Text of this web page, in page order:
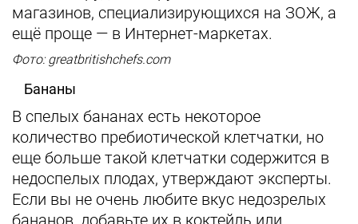
магазинов, специализирующихся на ЗОЖ, а
ещё проще — в Интернет-маркетах.
Фото: greatbritishchefs.com
Бананы
В спелых бананах есть некоторое
количество пребиотической клетчатки, но
еще больше такой клетчатки содержится в
недоспелых плодах, утверждают эксперты.
Если вы не очень любите вкус недозрелых
бананов, добавьте их в коктейль или